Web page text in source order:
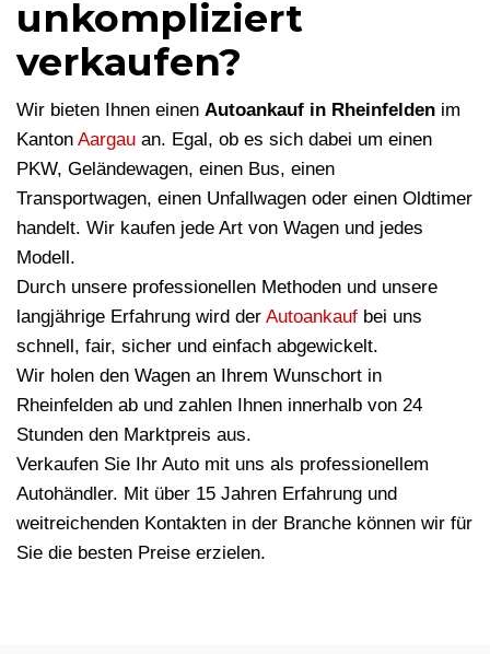
unkompliziert
verkaufen?
Wir bieten Ihnen einen Autoankauf in Rheinfelden im
Kanton Aargau an. Egal, ob es sich dabei um einen
PKW, Geländewagen, einen Bus, einen
Transportwagen, einen Unfallwagen oder einen Oldtimer
handelt. Wir kaufen jede Art von Wagen und jedes
Modell.
Durch unsere professionellen Methoden und unsere
langjährige Erfahrung wird der Autoankauf bei uns
schnell, fair, sicher und einfach abgewickelt.
Wir holen den Wagen an Ihrem Wunschort in
Rheinfelden ab und zahlen Ihnen innerhalb von 24
Stunden den Marktpreis aus.
Verkaufen Sie Ihr Auto mit uns als professionellem
Autohändler. Mit über 15 Jahren Erfahrung und
weitreichenden Kontakten in der Branche können wir für
Sie die besten Preise erzielen.